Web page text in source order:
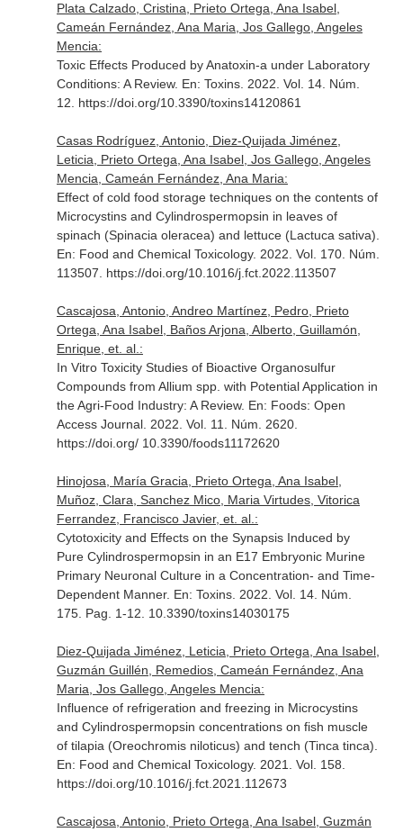
Plata Calzado, Cristina, Prieto Ortega, Ana Isabel,
Cameán Fernández, Ana Maria, Jos Gallego, Angeles
Mencia:
Toxic Effects Produced by Anatoxin-a under Laboratory
Conditions: A Review. En: Toxins. 2022. Vol. 14. Núm.
12. https://doi.org/10.3390/toxins14120861
Casas Rodríguez, Antonio, Diez-Quijada Jiménez,
Leticia, Prieto Ortega, Ana Isabel, Jos Gallego, Angeles
Mencia, Cameán Fernández, Ana Maria:
Effect of cold food storage techniques on the contents of
Microcystins and Cylindrospermopsin in leaves of
spinach (Spinacia oleracea) and lettuce (Lactuca sativa).
En: Food and Chemical Toxicology. 2022. Vol. 170. Núm.
113507. https://doi.org/10.1016/j.fct.2022.113507
Cascajosa, Antonio, Andreo Martínez, Pedro, Prieto
Ortega, Ana Isabel, Baños Arjona, Alberto, Guillamón,
Enrique, et. al.:
In Vitro Toxicity Studies of Bioactive Organosulfur
Compounds from Allium spp. with Potential Application in
the Agri-Food Industry: A Review. En: Foods: Open
Access Journal. 2022. Vol. 11. Núm. 2620.
https://doi.org/ 10.3390/foods11172620
Hinojosa, María Gracia, Prieto Ortega, Ana Isabel,
Muñoz, Clara, Sanchez Mico, Maria Virtudes, Vitorica
Ferrandez, Francisco Javier, et. al.:
Cytotoxicity and Effects on the Synapsis Induced by
Pure Cylindrospermopsin in an E17 Embryonic Murine
Primary Neuronal Culture in a Concentration- and Time-
Dependent Manner. En: Toxins. 2022. Vol. 14. Núm.
175. Pag. 1-12. 10.3390/toxins14030175
Diez-Quijada Jiménez, Leticia, Prieto Ortega, Ana Isabel,
Guzmán Guillén, Remedios, Cameán Fernández, Ana
Maria, Jos Gallego, Angeles Mencia:
Influence of refrigeration and freezing in Microcystins
and Cylindrospermopsin concentrations on fish muscle
of tilapia (Oreochromis niloticus) and tench (Tinca tinca).
En: Food and Chemical Toxicology. 2021. Vol. 158.
https://doi.org/10.1016/j.fct.2021.112673
Cascajosa, Antonio, Prieto Ortega, Ana Isabel, Guzmán